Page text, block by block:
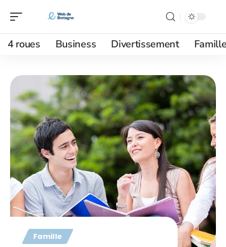
4 roues Business Divertissement
Famille